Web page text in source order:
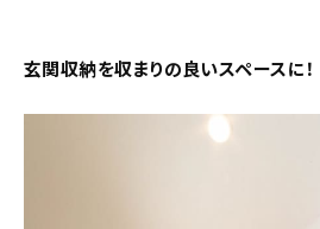
玄関収納を収まりの良いスペースに！